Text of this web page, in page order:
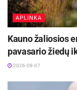
APLINKA
Kauno žaliosios
pavasario žiedų
2026-08-07